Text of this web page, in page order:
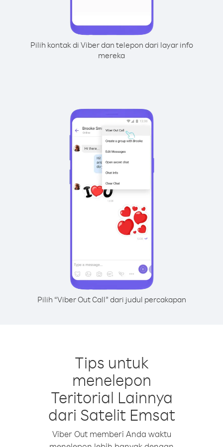
Pilih kontak di Viber dan telepon dari layar info
mereka
Pilih “Viber Out Call” dari judul percakapan
Tips untuk
menelepon
Teritorial Lainnya
dari Satelit Emsat
Viber Out memberi Anda waktu